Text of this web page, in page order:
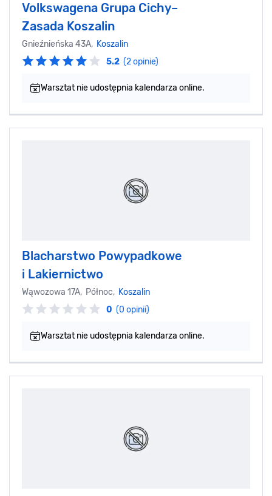
Volkswagena Grupa Cichy–
Zasada Koszalin
Gnieźnieńska 43A, Koszalin
5.2 (2 opinie)
Warsztat nie udostępnia kalendarza online.
Blacharstwo Powypadkowe
i Lakiernictwo
Wąwozowa 17A, Północ, Koszalin
0 (0 opinii)
Warsztat nie udostępnia kalendarza online.